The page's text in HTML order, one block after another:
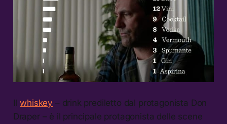
Ilwhiskey – drink prediletto dal protagonista Don
Draper – è il principale protagonista delle scene